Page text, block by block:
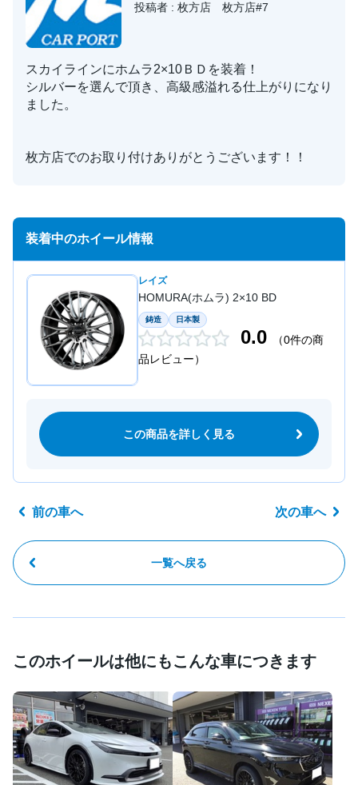
投稿者 : 枚方店 枚方店#7
スカイラインにホムラ2×10ＢＤを装着！
シルバーを選んで頂き、高級感溢れる仕上がりになり
ました。
枚方店でのお取り付けありがとうございます！！
装着中のホイール情報
レイズ
HOMURA(ホムラ) 2×10 BD
鋳造 日本製
0.0
（0件の商
品レビュー）
この商品を詳しく見る
前の車へ
一覧へ戻る
次の車へ
このホイールは他にもこんな車につきます